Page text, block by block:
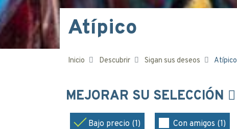
Atípico
Inicio Descubrir Sigan sus deseos Atípico
MEJORAR SU SELECCIÓN
Bajo precio (1) Con amigos (1)